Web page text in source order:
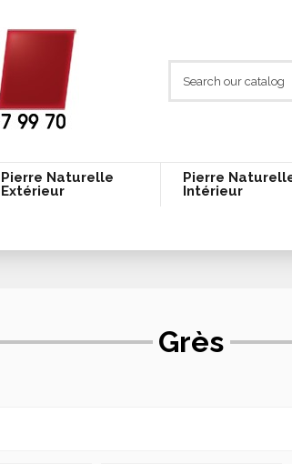
Pierre Naturelle
Extérieur
Pierre
Intérieur
Grès